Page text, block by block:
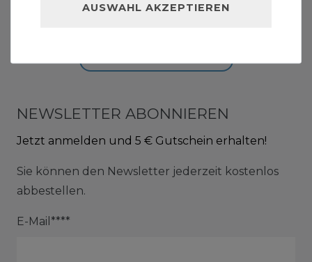
NEWSLETTER ABONNIEREN
Jetzt anmelden und 5 € Gutschein erhalten!
Sie können den Newsletter jederzeit kostenlos
abbestellen.
E-Mail****
AUSWAHL AKZEPTIEREN